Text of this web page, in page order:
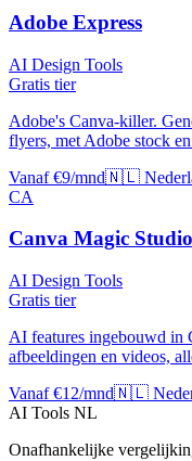
Adobe Express
AI Design Tools
Gratis tier
Adobe's Canva-killer.
flyers, met Adobe stock
Vanaf €9/mnd🇳🇱
CA
Canva Magic Studio
AI Design Tools
Gratis tier
AI features ingebouwd in
afbeeldingen en videos,
Vanaf €12/mnd🇳🇱
AI Tools NL
Onafhankelijke